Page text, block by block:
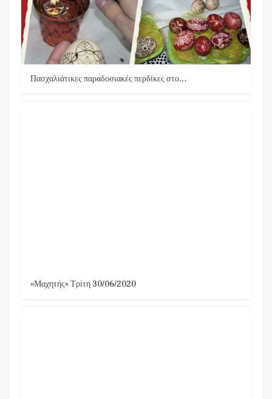
Πασχαλιάτικες παραδοσιακές περδίκες στο…
«Μαχητής» Τρίτη 30/06/2020